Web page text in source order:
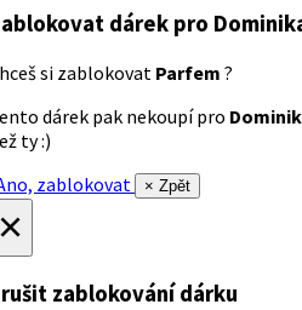
dárek pro
si zablokovat Parfem ?
dárek pak nekoupí pro
ty :)
zablokovat
× Zpět
zablokování dárku